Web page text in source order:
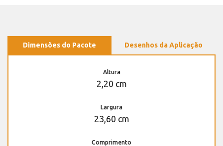
Dimensões do Pacote Desenhos da Aplicação
Altura
2,20 cm
Largura
23,60 cm
Comprimento